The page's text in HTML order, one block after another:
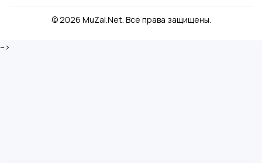
© 2026 MuZal.Net. Все права защищены.
-->